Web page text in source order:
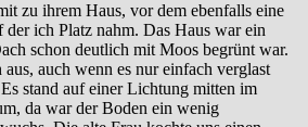
zu ihrem Haus, vor dem ebenfalls eine
der ich Platz nahm. Das Haus war ein
schon deutlich mit Moos begrünt war.
auch wenn es nur einfach verglast
stand auf einer Lichtung mitten im
da war der Boden ein wenig